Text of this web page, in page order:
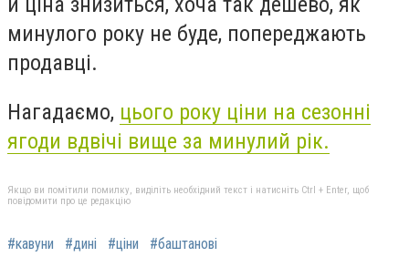
минулого року не буде, попереджають
продавці.
Нагадаємо, цього року ціни на сезонні
ягоди вдвічі вище за минулий рік.
Якщо ви помітили помилку, виділіть необхідний текст і натисніть Ctrl + Enter, щоб
повідомити про це редакцію
#кавуни #дині #ціни #баштанові